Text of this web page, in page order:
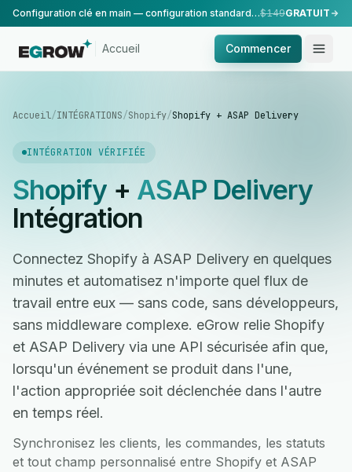
Configuration clé en main — configuration standard, réalisée par notre équipe.$149GRATUIT
Accueil Commencer
Accueil/INTÉGRATIONS/Shopify/Shopify + ASAP Delivery
INTÉGRATION VÉRIFIÉE
Shopify+ ASAP Delivery
Intégration
Connectez Shopify à ASAP Delivery en quelques
minutes et automatisez n'importe quel flux de
travail entre eux — sans code, sans développeurs,
sans middleware complexe. eGrow relie Shopify
et ASAP Delivery via une API sécurisée afin que,
lorsqu'un événement se produit dans l'une,
l'action appropriée soit déclenchée dans l'autre
en temps réel.
Synchronisez les clients, les commandes, les statuts
et tout champ personnalisé entre Shopify et ASAP